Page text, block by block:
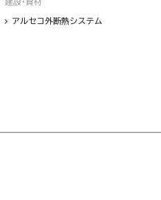
アルセコ外断熱システム